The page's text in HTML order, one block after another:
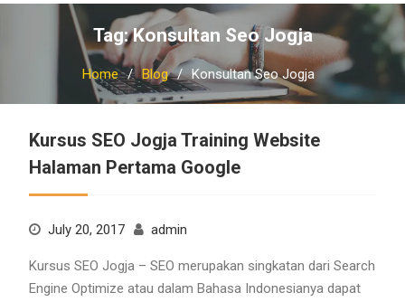
Tag:Konsultan Seo Jogja
Home Blog Konsultan Seo Jogja
Kursus SEO Jogja Training Website
Halaman Pertama Google
July 20, 2017 admin
Kursus SEO Jogja – SEO merupakan singkatan dari Search
Engine Optimize atau dalam Bahasa Indonesianya dapat